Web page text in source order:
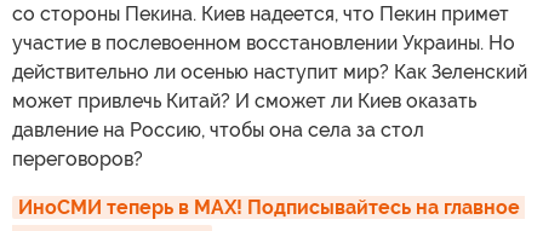
со стороны Пекина. Киев надеется, что Пекин примет
участие в послевоенном восстановлении Украины. Но
действительно ли осенью наступит мир? Как Зеленский
может привлечь Китай? И сможет ли Киев оказать
давление на Россию, чтобы она села за стол
переговоров?
ИноСМИ теперь в MAX! Подписывайтесь на главное